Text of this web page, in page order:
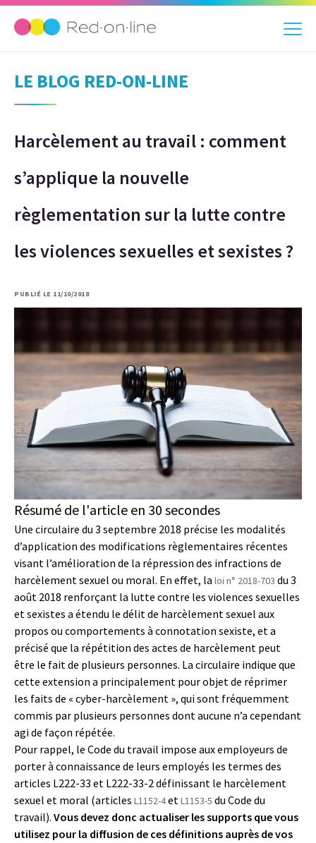
LE BLOG RED-ON-LINE
Harcèlement au travail : comment
s’applique la nouvelle
règlementation sur la lutte contre
les violences sexuelles et sexistes ?
PUBLIÉ LE 11/10/2018
Résumé de l'article en 30 secondes
Une circulaire du 3 septembre 2018 précise les modalités
d’application des modifications règlementaires récentes
visant l’amélioration de la répression des infractions de
harcèlement sexuel ou moral. En effet, la loi n° 2018-703 du 3
août 2018 renforçant la lutte contre les violences sexuelles
et sexistes a étendu le délit de harcèlement sexuel aux
propos ou comportements à connotation sexiste, et a
précisé que la répétition des actes de harcèlement peut
être le fait de plusieurs personnes. La circulaire indique que
cette extension a principalement pour objet de réprimer
les faits de « cyber-harcèlement », qui sont fréquemment
commis par plusieurs personnes dont aucune n’a cependant
agi de façon répétée.
Pour rappel, le Code du travail impose aux employeurs de
porter à connaissance de leurs employés les termes des
articles L222-33 et L222-33-2 définissant le harcèlement
sexuel et moral (articles L1152-4etL1153-5 du Code du
travail). Vous devez donc actualiser les supports que vous
utilisez pour la diffusion de ces définitions auprès de vos